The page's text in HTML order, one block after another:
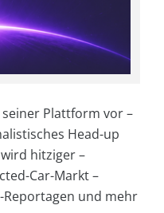
Plattform vor –
Head-up
hitziger –
Car-Markt –
Reportagen und mehr